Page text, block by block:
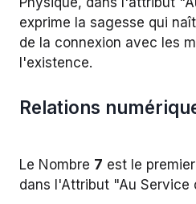
exprime la sagesse qui
de la connexion avec les
l'existence.
Relations
Le Nombre 7 est le
dans l'Attribut "Au Service